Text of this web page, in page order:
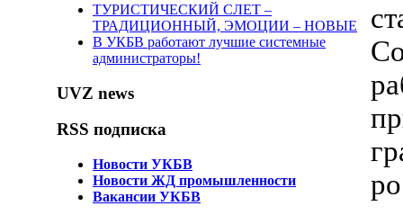
ТУРИСТИЧЕСКИЙ СЛЕТ –
ТРАДИЦИОННЫЙ, ЭМОЦИИ – НОВЫЕ
В УКБВ работают лучшие системные
администраторы!
UVZ news
RSS подписка
Новости УКБВ
Новости ЖД промышленности
Вакансии УКБВ